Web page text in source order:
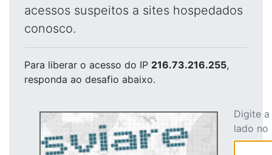
acessos suspeitos a sites hospedados
conosco.
Para liberar o acesso do IP 216.73.216.255,
responda ao desafio abaixo.
Digite
lado no